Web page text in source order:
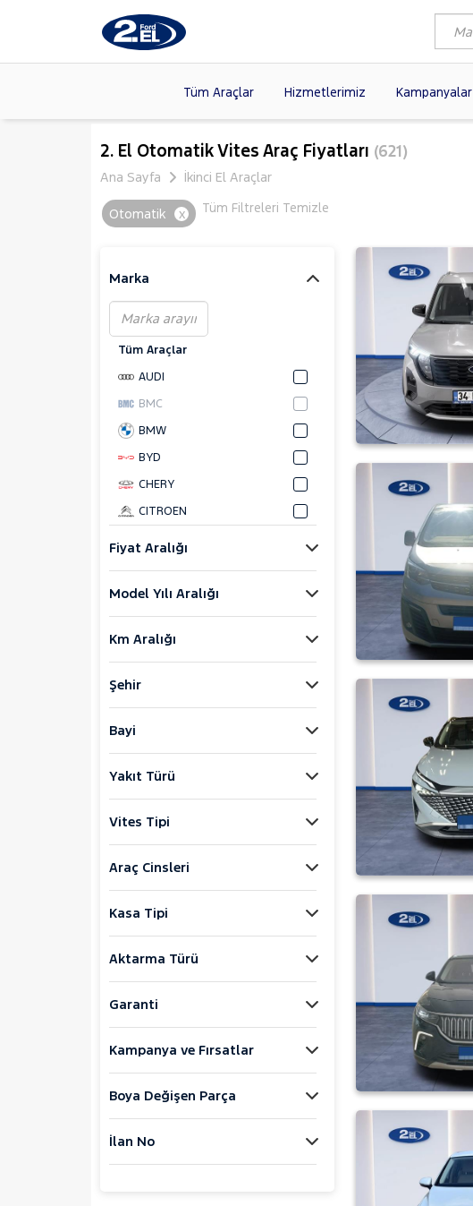
Tüm Araçlar Hizmetlerimiz Kampanyalar
Markalar >
Modeller
Kasalar
FORD(883)
SKODA
2. El Otomatik Vites Araç Fiyatları (621)
Ana Sayfa
İkinci El Araçlar
Tüm Filtreleri Temizle
Otomatik x
Marka
Tüm Araçlar
AUDI
BMC
BMW
BYD
CHERY
CITROEN
DAIHATSU
FIAT
FORD
ISUZU
Iveco
KIA
LANCIA
MAN
MERCEDES-BENZ
MINI
NISSAN
OPEL
PEUGEOT
Fiyat Aralığı
Model Yılı Aralığı
Km Aralığı
Şehir
Bayi
Yakıt Türü
Vites Tipi
Araç Cinsleri
Kasa Tipi
Aktarma Türü
Garanti
Kampanya ve Fırsatlar
Boya Değişen Parça
İlan No